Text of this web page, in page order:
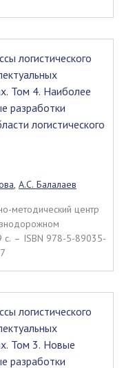
логистического
Том 4. Наиболее
разработки
логистического
, А.С. Балалаев
методический центр
c. – ISBN 978-5-89035-
логистического
Том 3. Новые
разработки